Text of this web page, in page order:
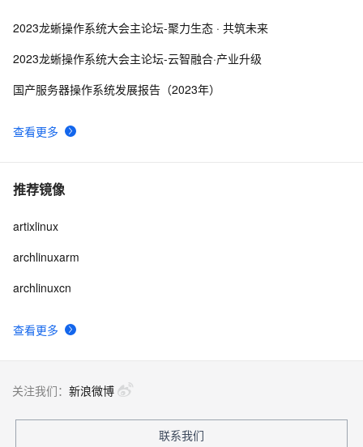
查看更多
2023龙蜥操作系统大会主论坛-聚力生态 · 共筑未来
2023龙蜥操作系统大会主论坛-云智融合·产业升级
国产服务器操作系统发展报告（2023年）
推荐镜像
查看更多
artixlinux
archlinuxarm
archlinuxcn
关注我们： 新浪微博
联系我们